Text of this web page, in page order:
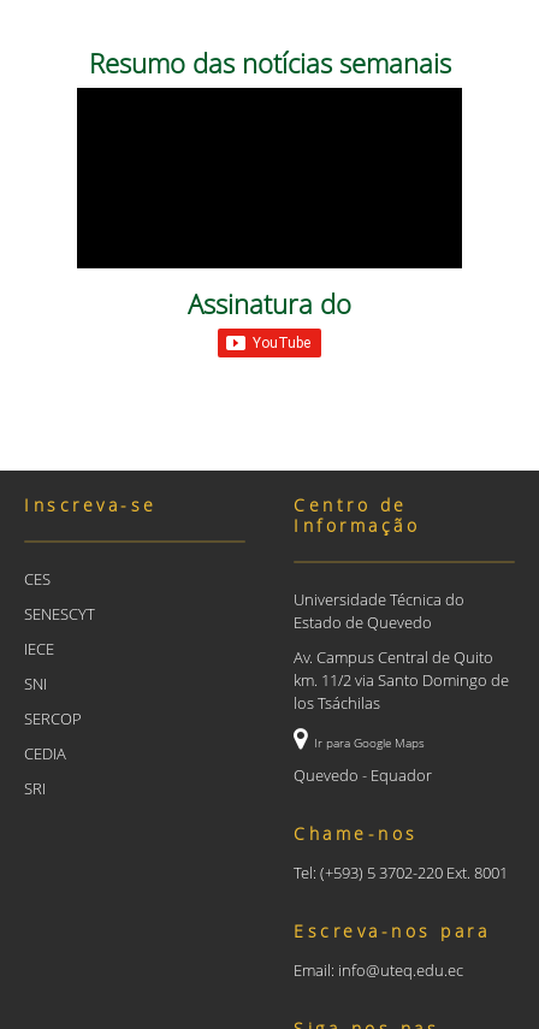
Resumo das notícias semanais
Assinatura do
Inscreva-se
CES
SENESCYT
IECE
SNI
SERCOP
CEDIA
SRI
Centro de
Informação
Universidade Técnica do
Estado de Quevedo
Av. Campus Central de Quito
km. 11/2 via Santo Domingo de
los Tsáchilas
Ir para Google Maps
Quevedo - Equador
Chame-nos
Tel: (+593) 5 3702-220 Ext. 8001
Escreva-nos para
Email: info@uteq.edu.ec